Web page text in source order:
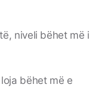
niveli bëhet më i
bëhet më e